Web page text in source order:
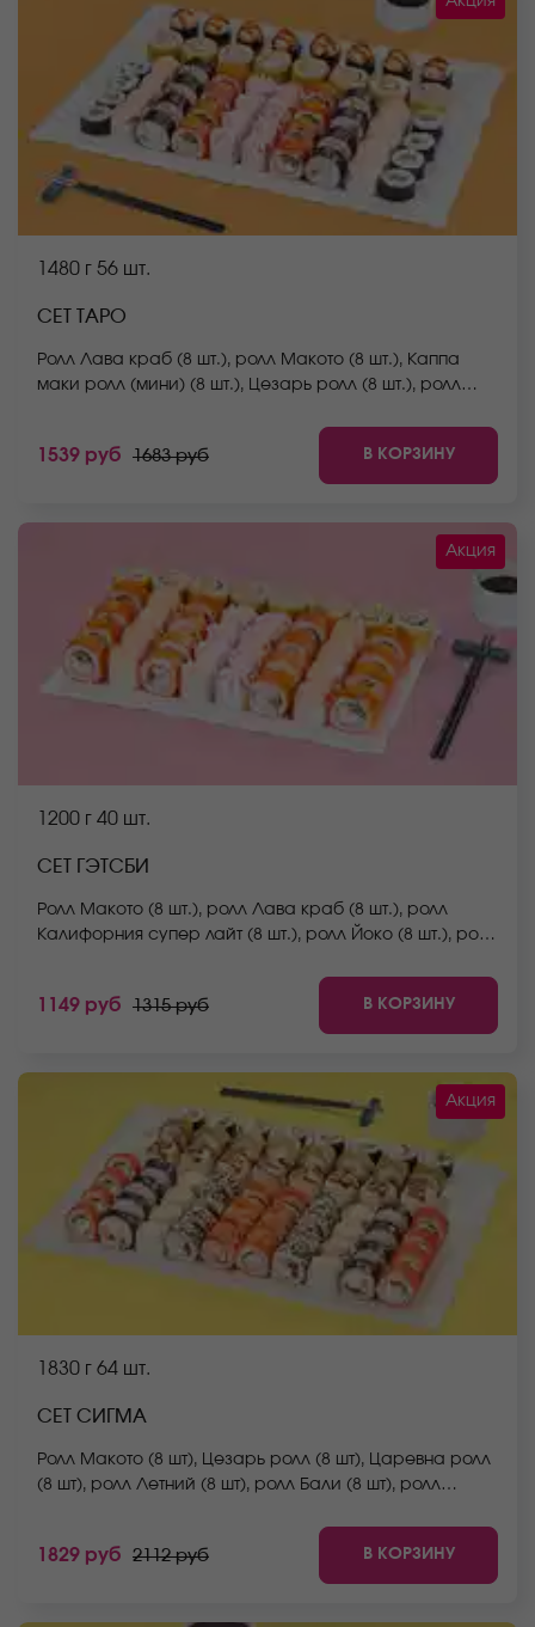
1480 г 56 шт.
СЕТ ТАРО
Ролл Лава краб (8 шт.), ролл Макото (8 шт.), Каппа
маки ролл (мини) (8 шт.), Цезарь ролл (8 шт.), ролл
шт.) *Не забудьте заказать имбирь, васаби и соевый
соус. Они не входят в стоимость заказа. *Внешний
вид блюда может отличаться от фото на сайте.
1539 руб 1683 руб В КОРЗИНУ
Акция
1200 г 40 шт.
СЕТ ГЭТСБИ
Ролл Макото (8 шт.), ролл Лава краб (8 шт.), ролл
Калифорния супер лайт (8 шт.), ролл Йоко (8 шт.), ролл
васаби и соевый соус. Они не входят в стоимость
заказа. *Внешний вид блюда может отличаться от
1149 руб 1315 руб В КОРЗИНУ
Акция
1830 г 64 шт.
СЕТ СИГМА
Ролл Макото (8 шт), Цезарь ролл (8 шт), Царевна ролл
(8 шт), ролл Летний (8 шт), ролл Бали (8 шт), ролл
ролл Сакамото (8 шт) *Не забудьте заказать имбирь,
васаби и соевый соус. Они не входят в стоимость
заказа. *Внешний вид блюда может отличаться от
1829 руб 2112 руб В КОРЗИНУ